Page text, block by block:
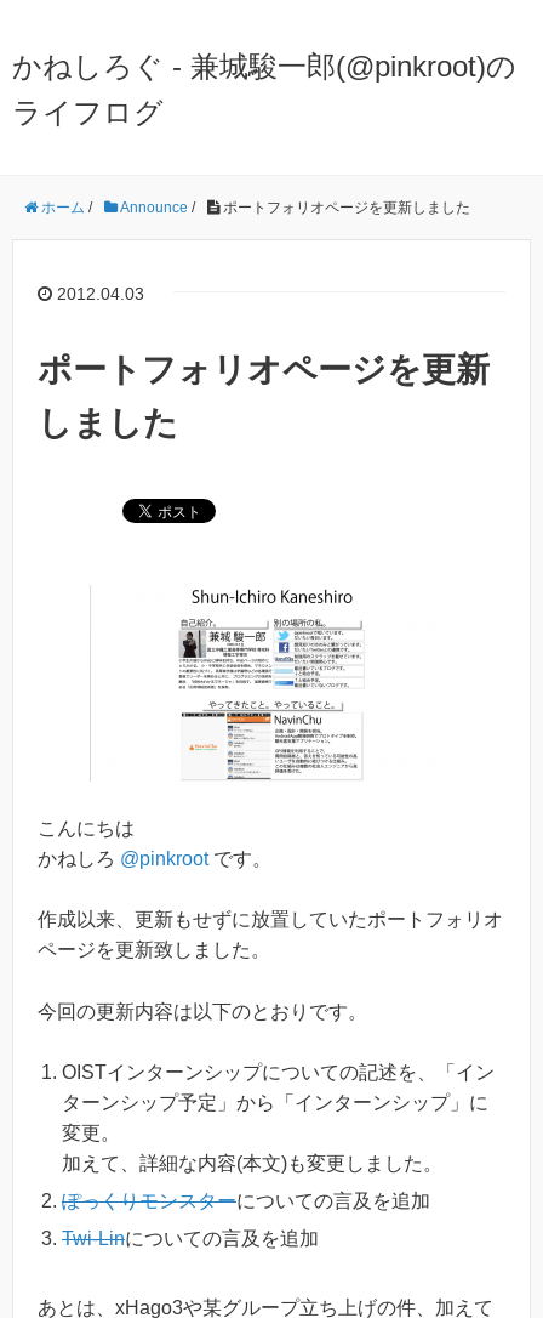
かねしろぐ - 兼城駿一郎(@pinkroot)の
ライフログ
ホーム / Announce / ポートフォリオページを更新しました
2012.04.03
ポートフォリオページを更新
しました
こんにちは
かねしろ @pinkrootです。
作成以来、更新もせずに放置していたポートフォリオ
ページを更新致しました。
今回の更新内容は以下のとおりです。
OISTインターンシップについての記述を、「イン
ターンシップ予定」から「インターンシップ」に
変更。
加えて、詳細な内容(本文)も変更しました。
ぽっくりモンスターについての言及を追加
Twi-Linについての言及を追加
あとは、xHago3や某グループ立ち上げの件、加えて